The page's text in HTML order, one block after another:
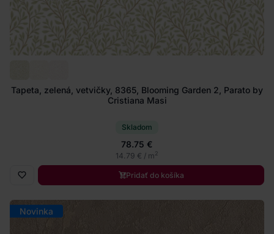
Tapeta, zelená, vetvičky, 8365, Blooming Garden 2, Parato by
Cristiana Masi
Skladom
78.75 €
14.79 € / m2
Pridať do košíka
Novinka